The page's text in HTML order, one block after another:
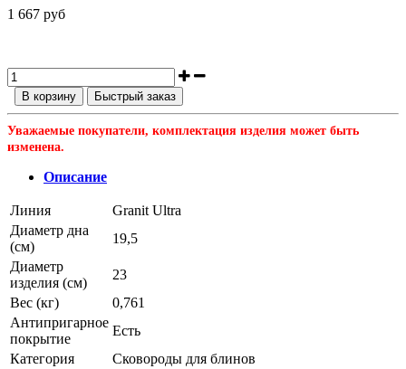
1 667 руб
В корзину Быстрый заказ
Уважаемые покупатели, комплектация изделия может быть
изменена.
Описание
Линия
Granit Ultra
Диаметр дна
(см)
19,5
Диаметр
изделия (см)
23
Вес (кг)
0,761
Антипригарное
покрытие
Есть
Категория
Сковороды для блинов